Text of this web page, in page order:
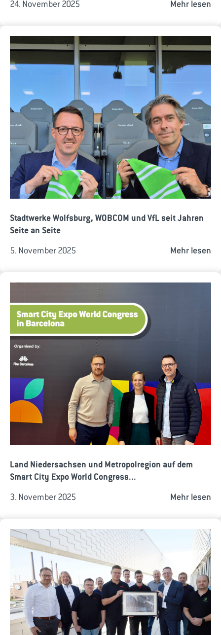
24. November 2025 Mehr lesen
Stadtwerke Wolfsburg, WOBCOM und VfL seit Jahren
Seite an Seite
5. November 2025 Mehr lesen
Land Niedersachsen und Metropolregion auf dem
Smart City Expo World Congress...
3. November 2025 Mehr lesen